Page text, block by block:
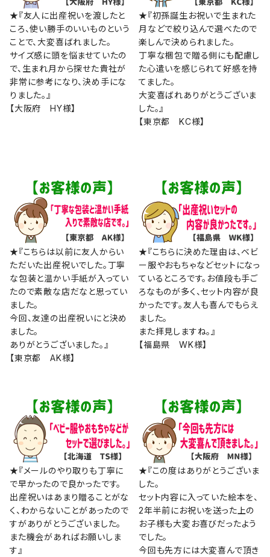
★『友人に出産祝いを渡したと
ころ、使い勝手のいいものという
ことで、大変喜ばれました。
サイズ感に頭を悩ませていたの
で、生まれ月から探せた貴社が
非常に参考になり、決め手にな
りました。』
【大阪府 HY様】
★『初孫誕生お祝いで生まれた
月などで絞り込んで選べたので
楽しんで決められました。
丁寧な梱包で贈る側にも配慮し
た心遣いを感じられて好感を持
てました。
大変喜ばれありがとうございま
した。』
【東京都 KC様】
★『こちらは以前に友人からい
ただいた出産祝いでした。丁寧
な包装と温かい手紙が入ってい
たので素敵な店だなと思ってい
ました。
今回、友達の出産祝いにと決め
ました。
ありがとうございました。』
【東京都 AK様】
★『こちらに決めた理由は、ベビ
ー服やおもちゃなどセットになっ
ているところです。お値段も手ご
ろなものが多く、セット内容が良
かったです。友人も喜んでもらえ
ました。
また拝見しますね。』
【福島県 WK様】
★『メールのやり取りも丁寧に
で早かったので良かったです。
出産祝いはあまり贈ることがな
く、わからないことがあったので
すがありがとうございました。
また機会があればお願いしま
す』
★『この度はありがとうございま
した。
セット内容に入っていた絵本を、
2年半前にお祝いを送った上の
お子様も大変お喜びだったよう
でした。
今回も先方には大変喜んで頂き